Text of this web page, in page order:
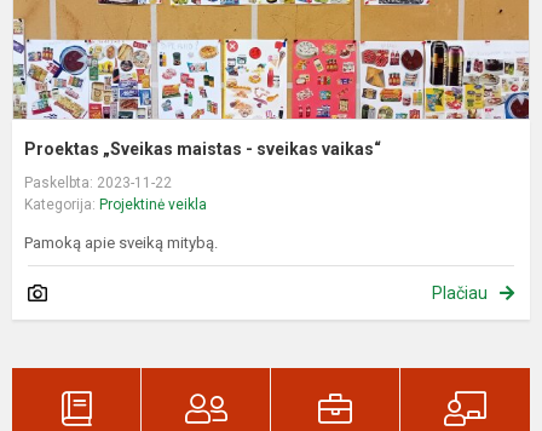
Proektas „Sveikas maistas - sveikas vaikas“
Paskelbta: 2023-11-22
Kategorija: Projektinė veikla
Pamoką apie sveiką mitybą.
Plačiau